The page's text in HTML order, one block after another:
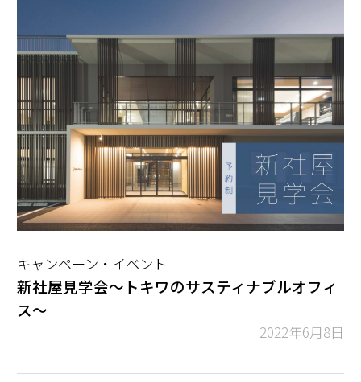
キャンペーン・イベント
新社屋見学会～トキワのサスティナブルオフィ
ス～
2022年6月8日